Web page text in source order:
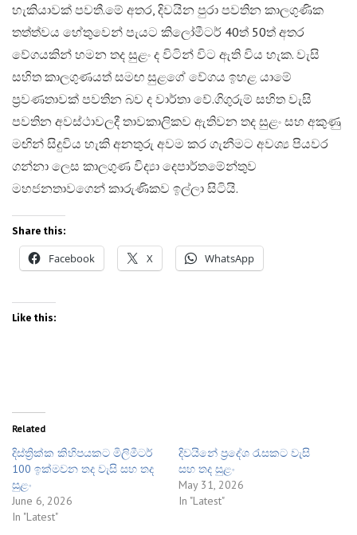
හැකියාවක් පවතී.​මේ අතර, දිවයින පුරා පවතින කාලගුණික
තත්ත්වය හේතුවෙන් පැයට කිලෝමීටර් 40ත් 50ත් අතර
වේගයකින් හමන තද සුළං ද විටින් විට ඇති විය හැක. වැසි
සහිත කාලගුණයත් සමඟ සුළගේ වේගය ඉහළ යාමේ
ප්‍රවණතාවක් පවතින බව ද වාර්තා වේ.​ගිගුරුම් සහිත වැසි
පවතින අවස්ථාවලදී තාවකාලිකව ඇතිවන තද සුළං සහ අකුණු
මඟින් සිදුවිය හැකි අනතුරු අවම කර ගැනීමට අවශ්‍ය පියවර
ගන්නා ලෙස කාලගුණ විද්‍යා දෙපාර්තමේන්තුව
මහජනතාවගෙන් කාරුණිකව ඉල්ලා සිටියි.
Share this:
Facebook X WhatsApp
Like this:
Related
දිස්ත්‍රික්ක කිහිපයකට මිලිමීටර්
100 ඉක්මවන තද වැසි සහ තද
සුළං
June 6, 2026
In "Latest"
දිවයිනේ ප්‍රදේශ රැසකට වැසි
සහ තද සුළං
May 31, 2026
In "Latest"